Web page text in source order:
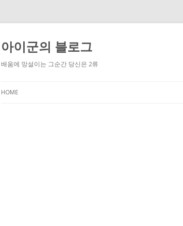
Skip
content
아이군의 블로그
배움에 망설이는 그순간 당신은 2류
HOME